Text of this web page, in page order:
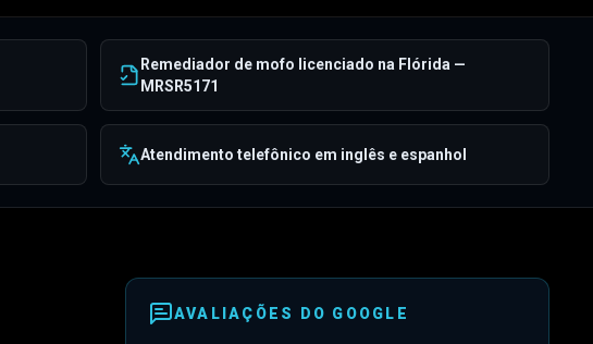
Remediador de mofo licenciado na Flórida —
MRSR5171
Atendimento telefônico em inglês e espanhol
AVALIAÇÕES DO GOOGLE